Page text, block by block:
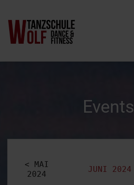
Events
< MAI
2024
JUNI 2024